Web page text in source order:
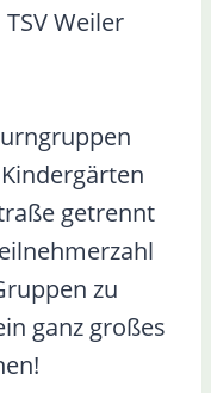
Weiler
getrennt
zu
ganz großes